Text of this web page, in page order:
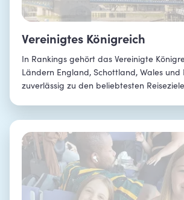
Vereinigtes Königreich
In Rankings gehört das Vereinigte
Ländern England, Schottland, Wales und
zuverlässig zu den beliebtesten
perfekte Kulisse für die Serie „Games of
bildeten? Finde es bei einem
selbst heraus!